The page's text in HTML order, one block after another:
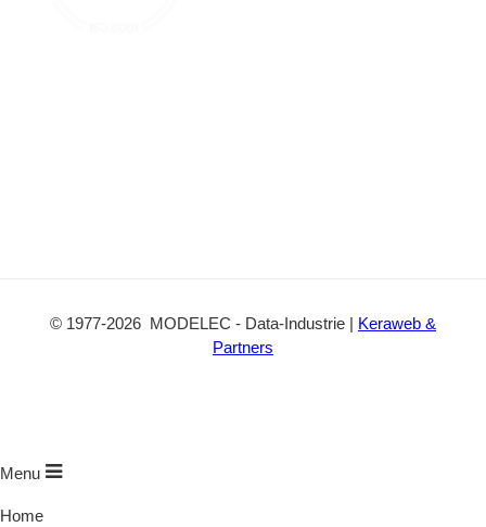
© 1977-2026 MODELEC - Data-Industrie | Keraweb &
Partners
Menu
Home